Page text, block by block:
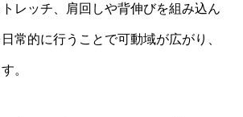
レッチ、肩回しや背伸びを組み込ん
常的に行うことで可動域が広がり、
。